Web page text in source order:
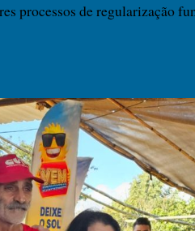
processos de regularização